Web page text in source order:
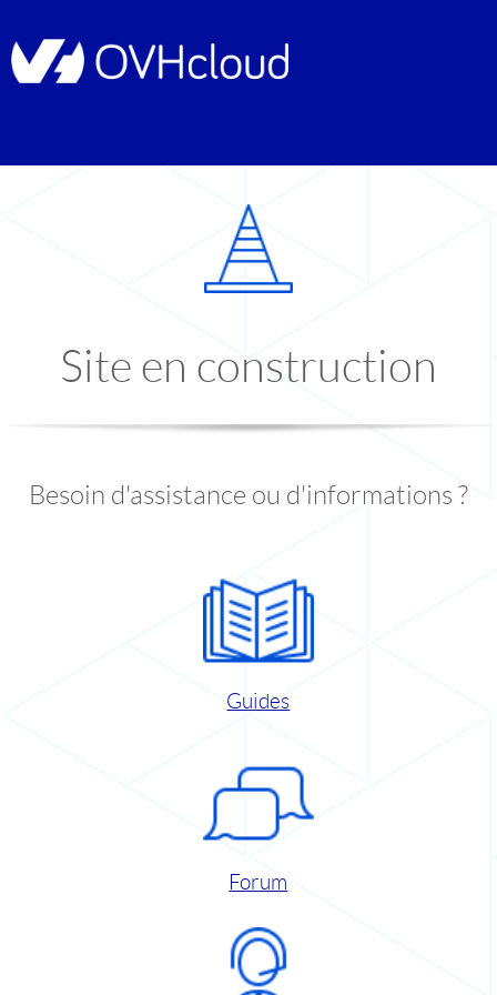
Site en construction
Besoin d'assistance ou d'informations ?
Guides
Forum